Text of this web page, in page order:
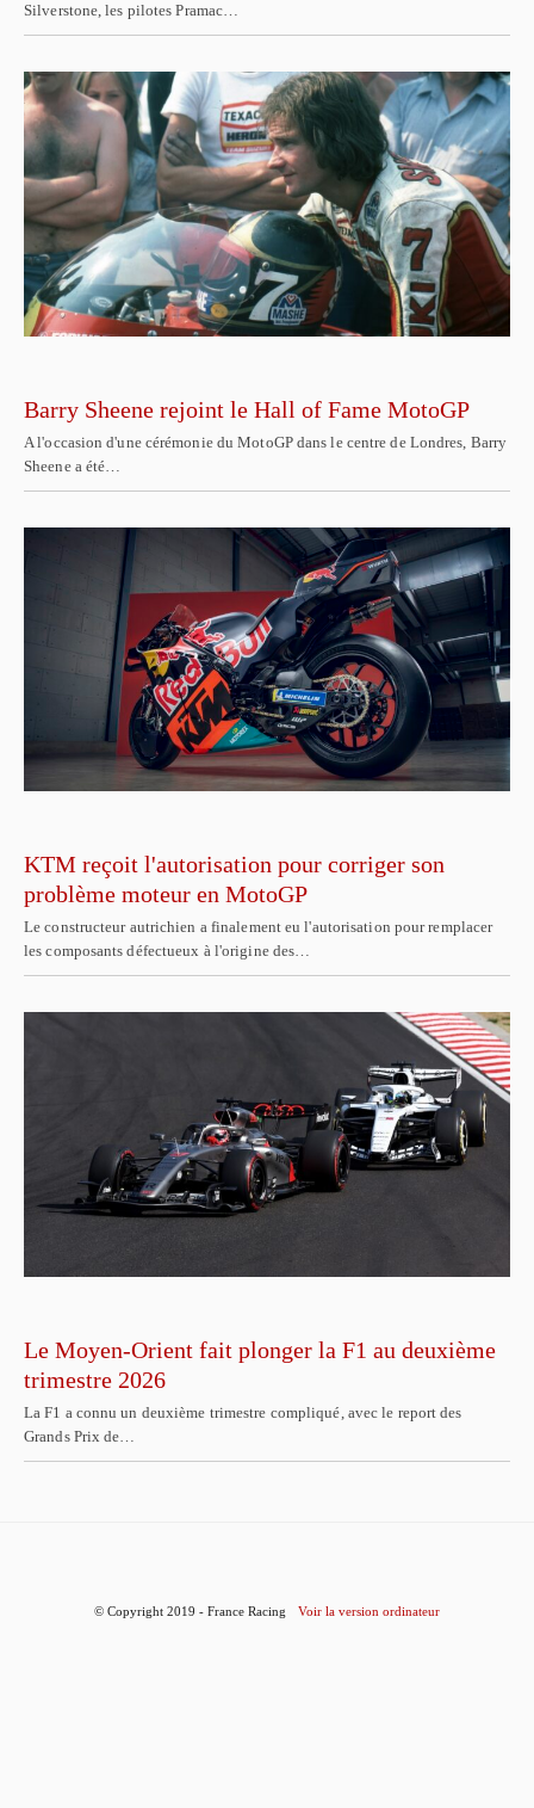
Silverstone, les pilotes Pramac…
Barry Sheene rejoint le Hall of Fame MotoGP
A l'occasion d'une cérémonie du MotoGP dans le centre de Londres, Barry
Sheene a été…
KTM reçoit l'autorisation pour corriger son
problème moteur en MotoGP
Le constructeur autrichien a finalement eu l'autorisation pour remplacer
les composants défectueux à l'origine des…
Le Moyen-Orient fait plonger la F1 au deuxième
trimestre 2026
La F1 a connu un deuxième trimestre compliqué, avec le report des
Grands Prix de…
© Copyright 2019 - France Racing Voir la version ordinateur